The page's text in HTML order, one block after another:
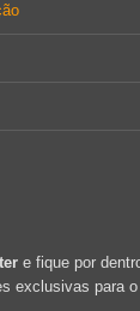
e fique por
exclusivas para